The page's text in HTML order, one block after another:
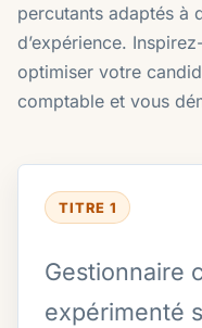
percutants adaptés à
d’expérience.
optimiser votre
comptable et vous
TITRE 1
Gestionnaire
expérimenté